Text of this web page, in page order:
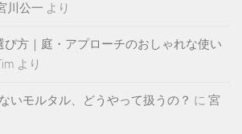
川公一 より
び方｜庭・アプローチのおしゃれな使い
より
いモルタル、どうやって扱うの？ に 宮